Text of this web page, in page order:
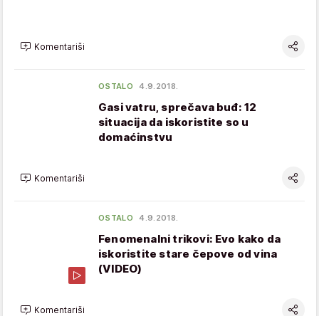
Komentariši
OSTALO 4.9.2018.
Gasi vatru, sprečava buđ: 12
situacija da iskoristite so u
domaćinstvu
Komentariši
OSTALO 4.9.2018.
Fenomenalni trikovi: Evo kako da
iskoristite stare čepove od vina
(VIDEO)
Komentariši